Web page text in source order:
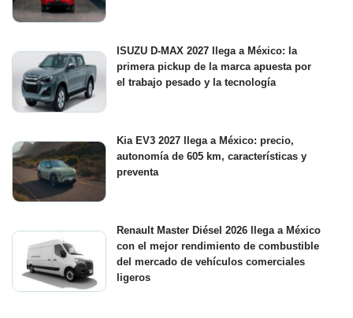
ISUZU D-MAX 2027 llega a México: la
primera pickup de la marca apuesta por
el trabajo pesado y la tecnología
Kia EV3 2027 llega a México: precio,
autonomía de 605 km, características y
preventa
Renault Master Diésel 2026 llega a México
con el mejor rendimiento de combustible
del mercado de vehículos comerciales
ligeros